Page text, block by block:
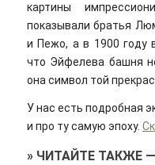
картины
показывали братья
и Пежо, а в 1900 году
что Эйфелева башня
она символ той
У нас есть подробная
и про ту самую эпоху.
» ЧИТАЙТЕ ТАКЖЕ—